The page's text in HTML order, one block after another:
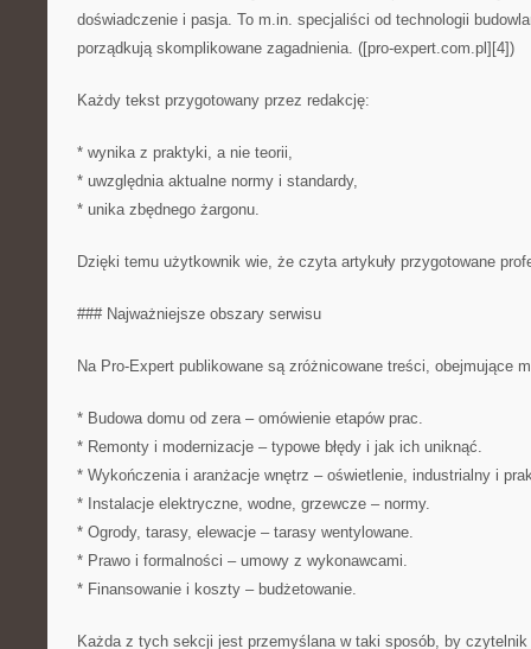
doświadczenie i pasja. To m.in. specjaliści od technologii
porządkują skomplikowane zagadnienia. ([pro-expert.com.pl][4])
Każdy tekst przygotowany przez redakcję:
* wynika z praktyki, a nie teorii,
* uwzględnia aktualne normy i standardy,
* unika zbędnego żargonu.
Dzięki temu użytkownik wie, że czyta artykuły przygotowane
### Najważniejsze obszary serwisu
Na Pro-Expert publikowane są zróżnicowane treści, obejmujące
* Budowa domu od zera – omówienie etapów prac.
* Remonty i modernizacje – typowe błędy i jak ich uniknąć.
* Wykończenia i aranżacje wnętrz – oświetlenie, industrialny i
* Instalacje elektryczne, wodne, grzewcze – normy.
* Ogrody, tarasy, elewacje – tarasy wentylowane.
* Prawo i formalności – umowy z wykonawcami.
* Finansowanie i koszty – budżetowanie.
Każda z tych sekcji jest przemyślana w taki sposób, by czytelnik